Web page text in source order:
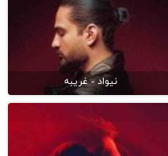
نیواد - غریبه